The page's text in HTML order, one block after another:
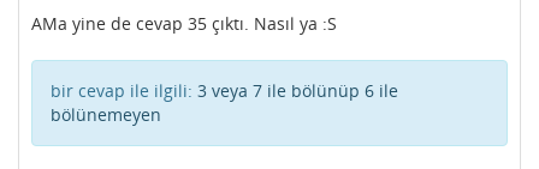
AMa yine de cevap 35 çıktı. Nasıl ya :S
bir cevap ile ilgili: 3 veya 7 ile bölünüp 6 ile
bölünemeyen